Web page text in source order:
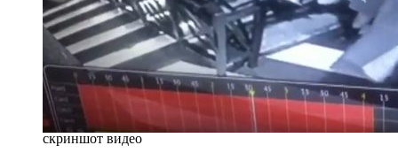
скриншот видео